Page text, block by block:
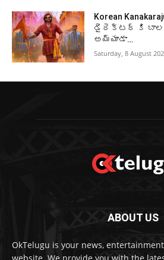
Korean
డైరెక్టర్ కి
అయ్యాడా…
Saturday, 8 August
ABOUT US
OkTelugu is your news,
website. We provide you with the